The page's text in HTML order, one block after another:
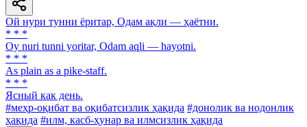
Ой нури тунни ёритар, Одам ақли — ҳаётни.
* * *
Oy nuri tunni yoritar, Odam aqli — hayotni.
* * *
As plain as a pike-staff.
* * *
Ясный как день.
#меҳр-оқибат ва оқибатсизлик ҳақида #донолик ва нодонлик
ҳақида #илм, касб-ҳунар ва илмсизлик ҳақида